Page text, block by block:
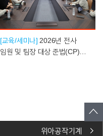
[교육/세미나] 2026년 전사
임원 및 팀장 대상 준법(CP)
위아공작기계